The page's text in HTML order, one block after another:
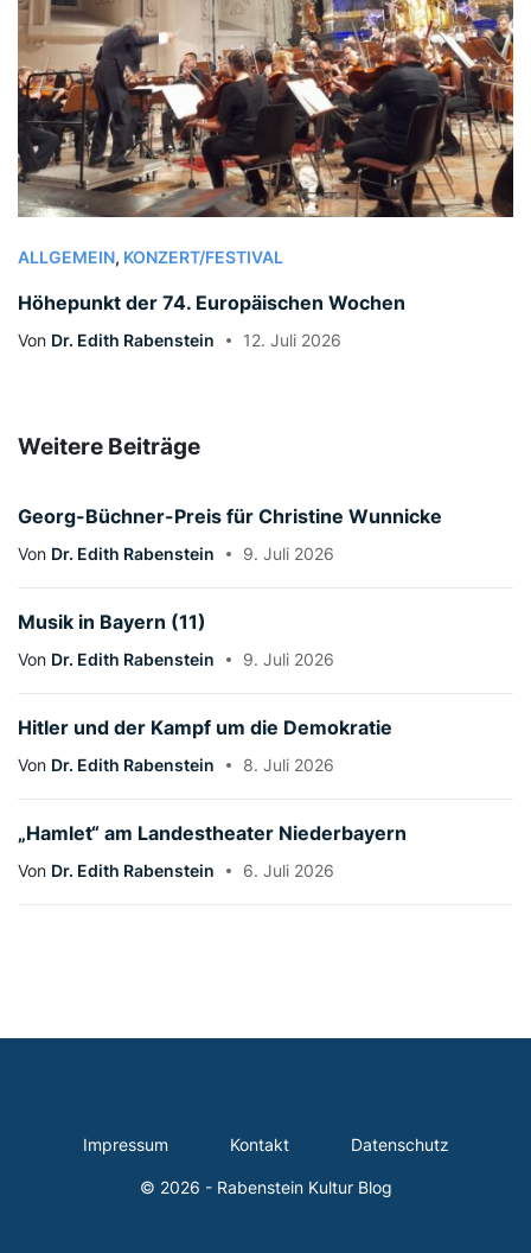
ALLGEMEIN, KONZERT/FESTIVAL
Höhepunkt der 74. Europäischen Wochen
Von Dr. Edith Rabenstein 12. Juli 2026
Weitere Beiträge
Georg-Büchner-Preis für Christine Wunnicke
Von Dr. Edith Rabenstein 9. Juli 2026
Musik in Bayern (11)
Von Dr. Edith Rabenstein 9. Juli 2026
Hitler und der Kampf um die Demokratie
Von Dr. Edith Rabenstein 8. Juli 2026
„Hamlet“ am Landestheater Niederbayern
Von Dr. Edith Rabenstein 6. Juli 2026
Impressum Kontakt Datenschutz
© 2026 - Rabenstein Kultur Blog